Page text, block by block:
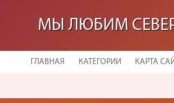
МЫ ЛЮБИМ
ГЛАВНАЯ КАТЕГОРИИ КАРТА